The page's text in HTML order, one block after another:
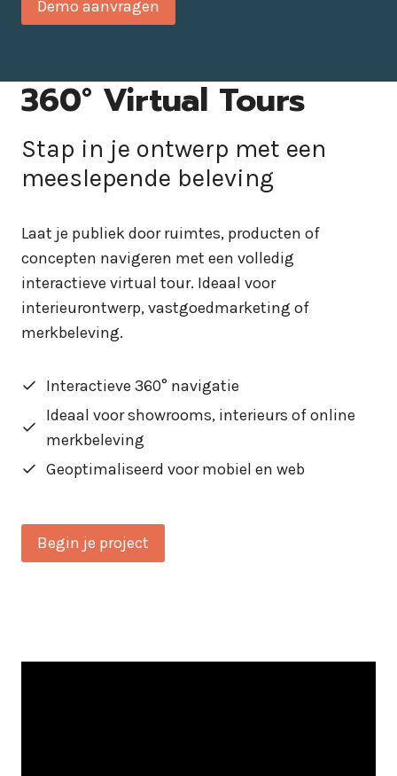
Demo aanvragen
360° Virtual Tours
Stap in je ontwerp met een
meeslepende beleving
Laat je publiek door ruimtes, producten of
concepten navigeren met een volledig
interactieve virtual tour. Ideaal voor
interieurontwerp, vastgoedmarketing of
merkbeleving.
Interactieve 360° navigatie
Ideaal voor showrooms, interieurs of online
merkbeleving
Geoptimaliseerd voor mobiel en web
Begin je project